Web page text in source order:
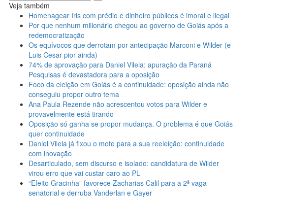
Veja também
Homenagear Iris com prédio e dinheiro públicos é imoral e ilegal
Por que nenhum milionário chegou ao governo de Goiás após a
redemocratização
Os equívocos que derrotam por antecipação Marconi e Wilder (e
Luis Cesar pior ainda)
74% de aprovação para Daniel Vilela: apuração da Paraná
Pesquisas é devastadora para a oposição
Foco da eleição em Goiás é a continuidade: oposição ainda não
conseguiu propor outro tema
Ana Paula Rezende não acrescentou votos para Wilder e
provavelmente está tirando
Oposição só ganha se propor mudança. O problema é que Goiás
quer continuidade
Daniel Vilela já fixou o mote para a sua reeleição: continuidade
com inovação
Desarticulado, sem discurso e isolado: candidatura de Wilder
virou erro que vai custar caro ao PL
“Efeito Gracinha” favorece Zacharias Calil para a 2ª vaga
senatorial e derruba Vanderlan e Gayer